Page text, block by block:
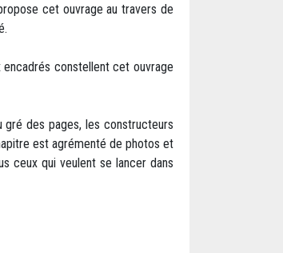
cet ouvrage au travers de
constellent cet ouvrage
gré des pages, les constructeurs
est agrémenté de photos et
ceux qui veulent se lancer dans